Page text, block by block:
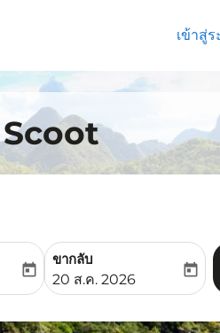
เข้าสู่ร
Scoot
date-aria-label
today
ขากลับ
fc-booking-return-date-
20 ส.ค. 2026
today